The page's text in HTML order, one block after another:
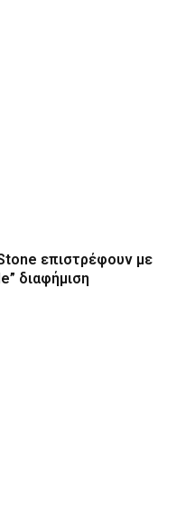
επιστρέφουν με
διαφήμιση